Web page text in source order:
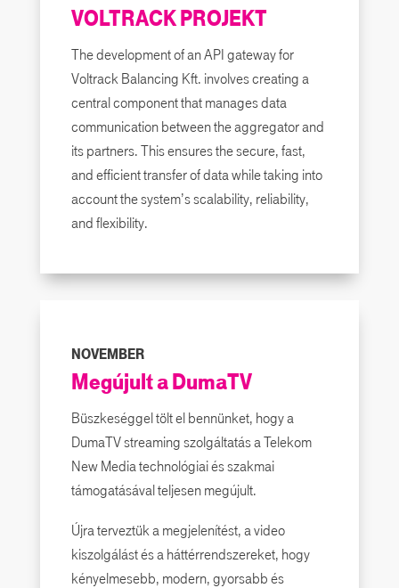
VOLTRACK PROJEKT
The development of an API gateway for
Voltrack Balancing Kft. involves creating a
central component that manages data
communication between the aggregator and
its partners. This ensures the secure, fast,
and efficient transfer of data while taking into
account the system’s scalability, reliability,
and flexibility.
NOVEMBER
Megújult a DumaTV
Büszkeséggel tölt el bennünket, hogy a
DumaTV streaming szolgáltatás a Telekom
New Media technológiai és szakmai
támogatásával teljesen megújult.
Újra terveztük a megjelenítést, a video
kiszolgálást és a háttérrendszereket, hogy
kényelmesebb, modern, gyorsabb és